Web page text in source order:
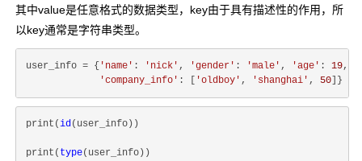
其中value是任意格式的数据类型，key由于具有描述性的作用，所
以key通常是字符串类型。
user_info = { 'name' : 'nick' , 'gender' : 'male' , 'age' : 19,
'company_info' : [ 'oldboy' , 'shanghai' , 50
print(id(user_info))
print( type(user_info))